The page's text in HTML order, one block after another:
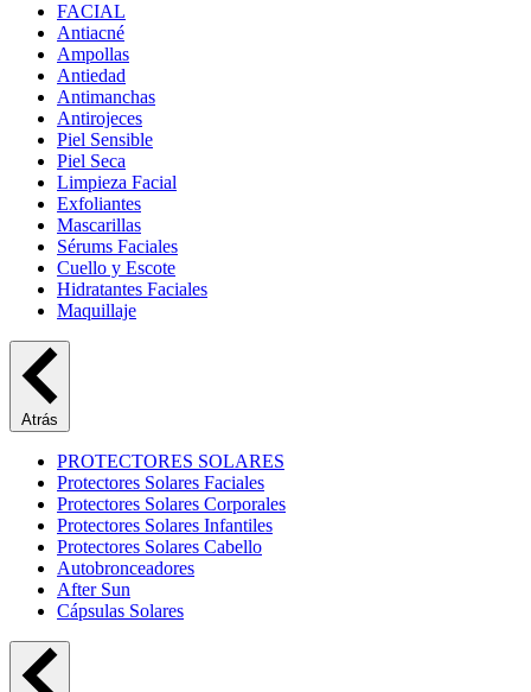
FACIAL
Antiacné
Ampollas
Antiedad
Antimanchas
Antirojeces
Piel Sensible
Piel Seca
Limpieza Facial
Exfoliantes
Mascarillas
Sérums Faciales
Cuello y Escote
Hidratantes Faciales
Maquillaje
Atrás
PROTECTORES SOLARES
Protectores Solares Faciales
Protectores Solares Corporales
Protectores Solares Infantiles
Protectores Solares Cabello
Autobronceadores
After Sun
Cápsulas Solares